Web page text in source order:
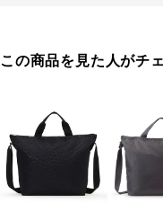
この商品を見た人がチ